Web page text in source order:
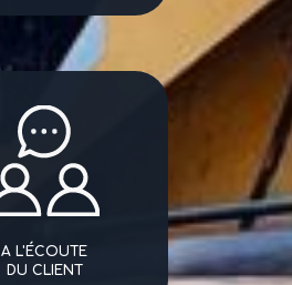
A L'ÉCOUTE
DU CLIENT